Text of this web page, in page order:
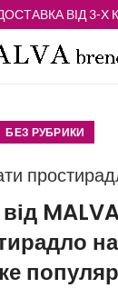
ВІД 3-Х
БЕЗ РУБРИКИ